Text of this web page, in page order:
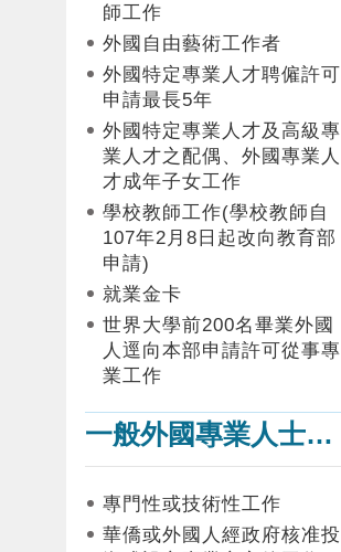
師工作
外國自由藝術工作者
外國特定專業人才聘僱許可
申請最長5年
外國特定專業人才及高級專
業人才之配偶、外國專業人
才成年子女工作
學校教師工作(學校教師自
107年2月8日起改向教育部
申請)
就業金卡
世界大學前200名畢業外國
人逕向本部申請許可從事專
業工作
一般外國專業人士在臺工作
專門性或技術性工作
華僑或外國人經政府核准投